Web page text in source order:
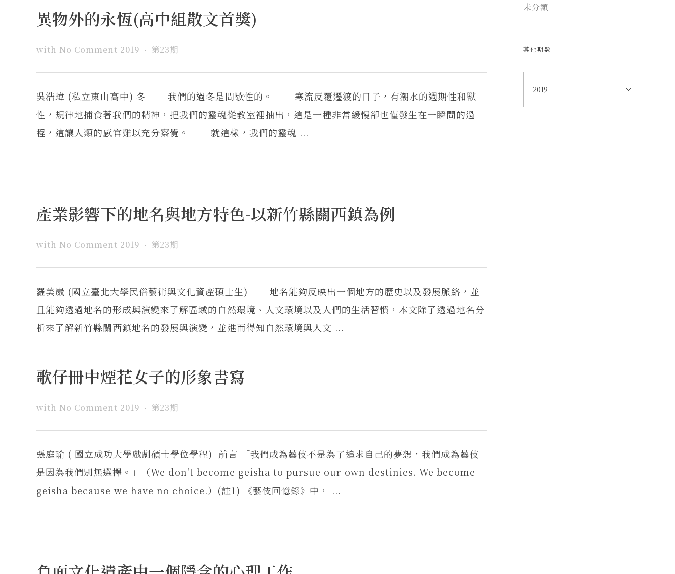
異物外的永恆(高中組散文首獎)
with No Comment 2019 第23期
吳浩瑋 (私立東山高中) 冬 我們的過冬是間歇性的。 寒流反覆遷渡的日子，有潮水的週期性和獸
性，規律地捕食著我們的精神，把我們的靈魂從教室裡抽出，這是一種非常緩慢卻也僅發生在一瞬間的過
程，這讓人類的感官難以充分察覺。 就這樣，我們的靈魂 ...
產業影響下的地名與地方特色-以新竹縣關西鎮為例
with No Comment 2019 第23期
羅美崴 (國立臺北大學民俗藝術與文化資產碩士生) 地名能夠反映出一個地方的歷史以及發展脈絡，並
且能夠透過地名的形成與演變來了解區域的自然環境、人文環境以及人們的生活習慣，本文除了透過地名分
析來了解新竹縣關西鎮地名的發展與演變，並進而得知自然環境與人文 ...
歌仔冊中煙花女子的形象書寫
with No Comment 2019 第23期
張庭瑜 ( 國立成功大學戲劇碩士學位學程) 前言 「我們成為藝伎不是為了追求自己的夢想，我們成為藝伎
是因為我們別無選擇。」（We don't become geisha to pursue our own destinies. We become
geisha because we have no choice.）(註1) 《藝伎回憶錄》中， ...
未分類
其他期數